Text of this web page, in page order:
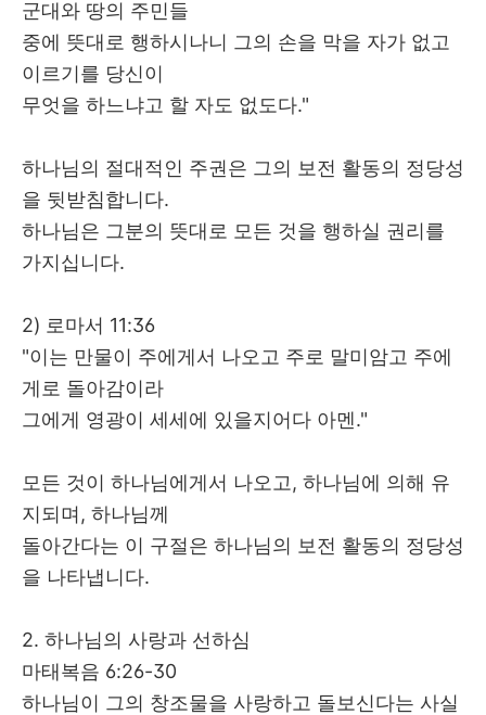
군대와 땅의 주민들
중에 뜻대로 행하시나니 그의 손을 막을 자가 없고
이르기를 당신이
무엇을 하느냐고 할 자도 없도다."
하나님의 절대적인 주권은 그의 보전 활동의 정당성
을 뒷받침합니다.
하나님은 그분의 뜻대로 모든 것을 행하실 권리를
가지십니다.
2) 로마서 11:36
"이는 만물이 주에게서 나오고 주로 말미암고 주에
게로 돌아감이라
그에게 영광이 세세에 있을지어다 아멘."
모든 것이 하나님에게서 나오고 , 하나님에 의해 유
지되며 , 하나님께
돌아간다는 이 구절은 하나님의 보전 활동의 정당성
을 나타냅니다.
2. 하나님의 사랑과 선하심
마태복음 6:26-30
하나님이 그의 창조물을 사랑하고 돌보신다는 사실